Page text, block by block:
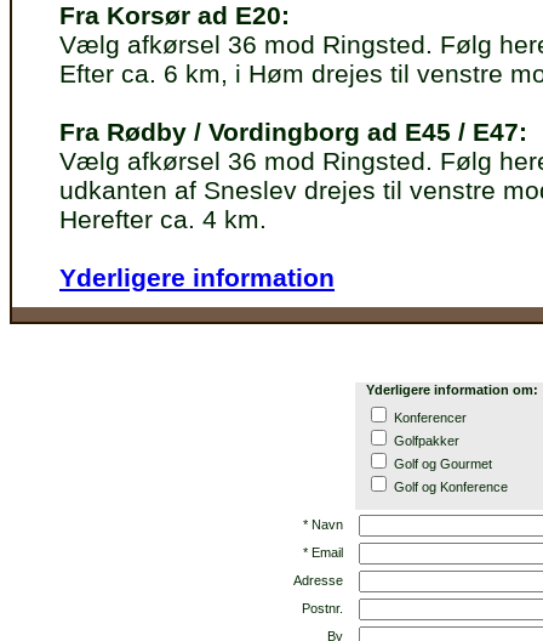
Fra Korsør ad E20:
Vælg afkørsel 36 mod Ringsted. Følg
Efter ca. 6 km, i Høm drejes til venstre
Fra Rødby / Vordingborg ad E45 / E47:
Vælg afkørsel 36 mod Ringsted. Følg
udkanten af Sneslev drejes til venstre
Herefter ca. 4 km.
Yderligere information
Yderligere information om:
Konferencer
Golfpakker
Golf og Gourmet
Golf og Konference
* Navn
* Email
Adresse
Postnr.
By